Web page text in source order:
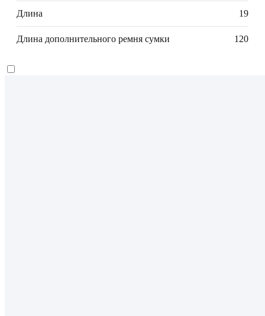
Длина 19
Длина дополнительного ремня сумки 120